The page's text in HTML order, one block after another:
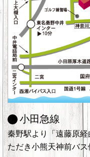
小田急線
秦野駅より「遠藤原
ただき小熊天神前バ